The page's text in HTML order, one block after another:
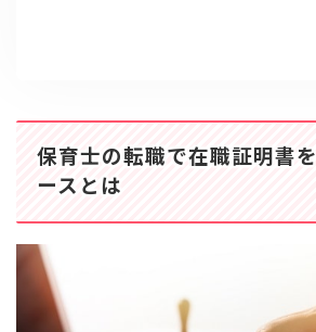
保育士の転職で在職証明書
ースとは